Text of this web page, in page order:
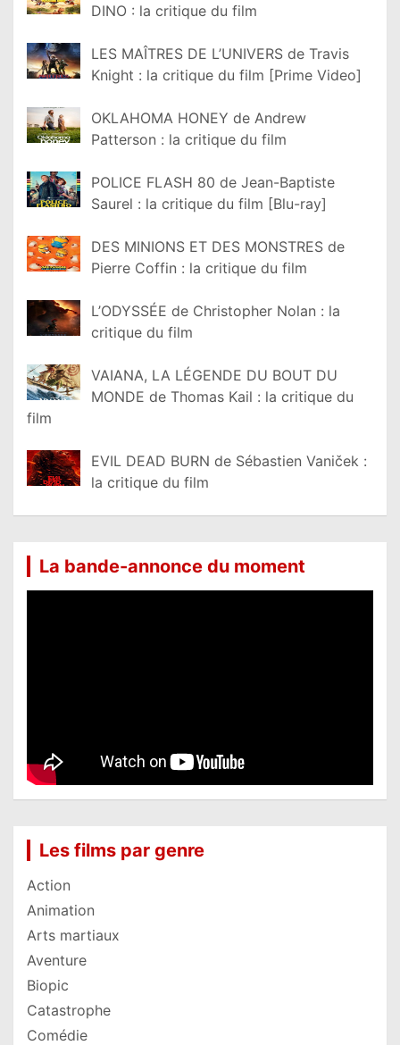
DINO : la critique du film
LES MAÎTRES DE L’UNIVERS de Travis
Knight : la critique du film [Prime Video]
OKLAHOMA HONEY de Andrew
Patterson : la critique du film
POLICE FLASH 80 de Jean-Baptiste
Saurel : la critique du film [Blu-ray]
DES MINIONS ET DES MONSTRES de
Pierre Coffin : la critique du film
L’ODYSSÉE de Christopher Nolan : la
critique du film
VAIANA, LA LÉGENDE DU BOUT DU
MONDE de Thomas Kail : la critique du
film
EVIL DEAD BURN de Sébastien Vaniček :
la critique du film
La bande-annonce du moment
Les films par genre
Action
Animation
Arts martiaux
Aventure
Biopic
Catastrophe
Comédie